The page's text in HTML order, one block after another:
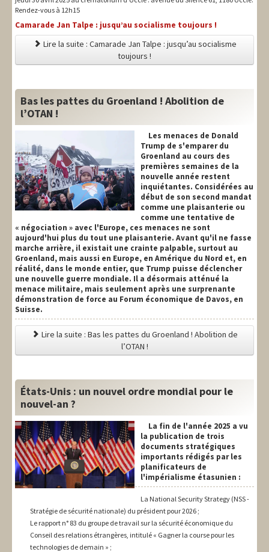
Rendez-vous à 12h15
Camarade Jan Talpe : jusqu’au socialisme toujours !
Lire la suite : Camarade Jan Talpe : jusqu’au socialisme
toujours !
Bas les pattes du Groenland ! Abolition de
l’OTAN !
Les menaces de Donald
Trump de s'emparer du
Groenland au cours des
premières semaines de la
nouvelle année restent
inquiétantes. Considérées au
début de son second mandat
comme une plaisanterie ou
comme une tentative de
« négociation » avec l'Europe, ces menaces ne sont
aujourd'hui plus du tout une plaisanterie. Avant qu'il ne fasse
marche arrière, il existait une crainte palpable, surtout au
Groenland, mais aussi en Europe, en Amérique du Nord et, en
réalité, dans le monde entier, que Trump puisse déclencher
une nouvelle guerre mondiale. Il a désormais atténué la
menace militaire, mais seulement après une surprenante
démonstration de force au Forum économique de Davos, en
Suisse.
Lire la suite : Bas les pattes du Groenland ! Abolition de
l’OTAN !
États-Unis : un nouvel ordre mondial pour le
nouvel-an ?
La fin de l'année 2025 a vu
la publication de trois
documents stratégiques
importants rédigés par les
planificateurs de
l'impérialisme étasunien :
La National Security Strategy (NSS -
Stratégie de sécurité nationale) du président pour 2026 ;
Le rapport n° 83 du groupe de travail sur la sécurité économique du
Conseil des relations étrangères, intitulé « Gagner la course pour les
technologies de demain » ;